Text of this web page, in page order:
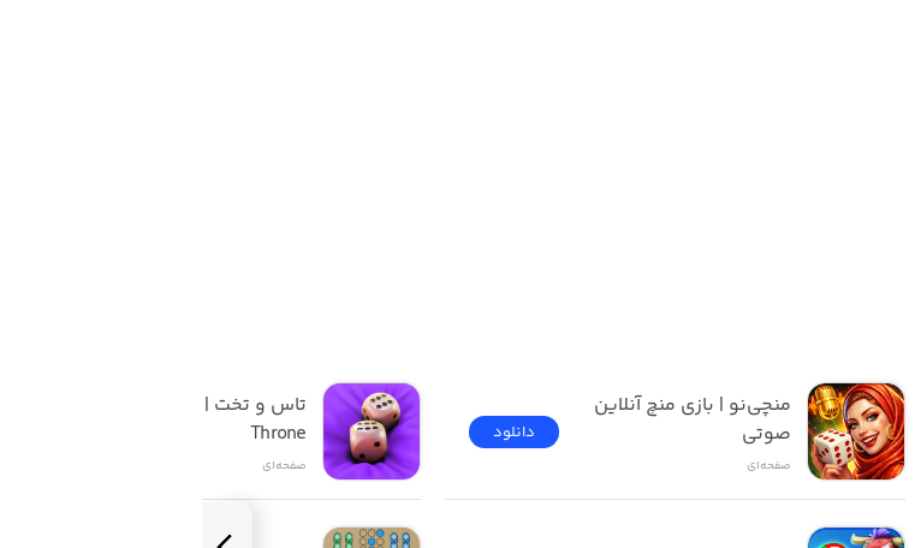
صوتی
صفحه‌ای
دانلود
Throne
صفحه‌ای